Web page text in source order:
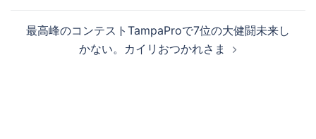
最高峰のコンテストTampaProで7位の大健闘未来し
かない。カイリおつかれさま